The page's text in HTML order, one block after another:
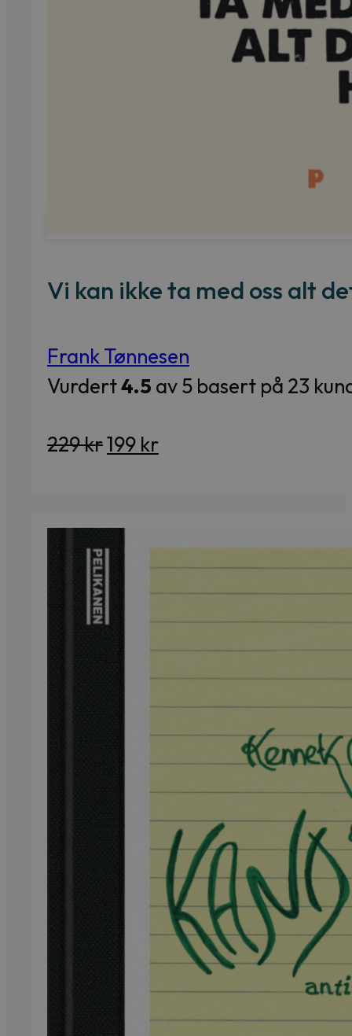
Vi kan ikke ta med oss alt
Frank Tønnesen
Vurdert4.5 av 5 basert på 23
229krOpprinnelig
229 kr.
199 krNåværende